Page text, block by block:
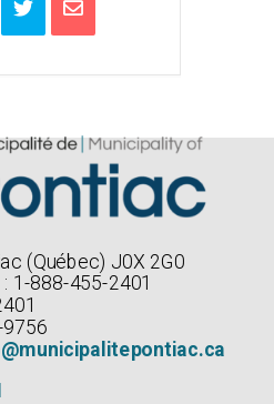
(Québec) J0X 2G0
1-888-455-2401